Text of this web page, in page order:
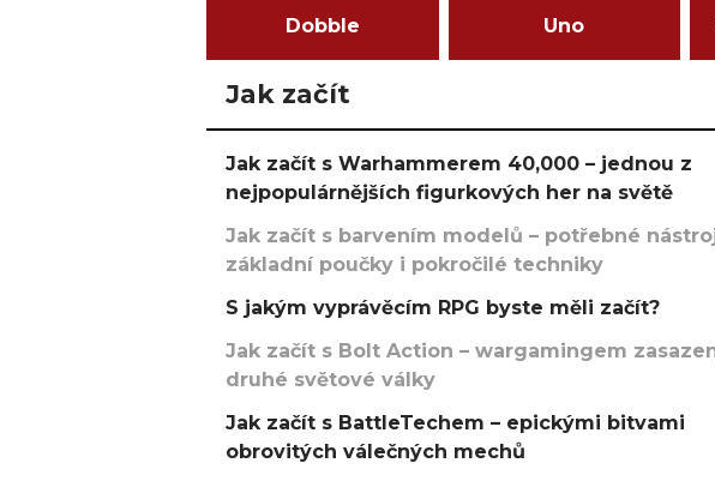
Dobble Uno
Jak začít
Jak začít s Warhammerem 40,000 – jednou z
nejpopulárnějších figurkových her na světě
Jak začít s barvením modelů – potřebné
základní poučky i pokročilé techniky
S jakým vyprávěcím RPG byste měli začít?
Jak začít s Bolt Action – wargamingem
druhé světové války
Jak začít s BattleTechem – epickými bitvami
obrovitých válečných mechů